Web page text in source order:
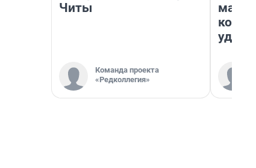
Читы
Команда проекта
«Редколлегия»